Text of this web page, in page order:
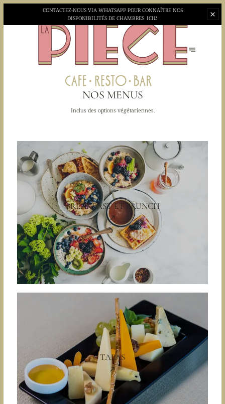
CONTACTEZ-NOUS VIA WHATSAPP POUR CONNAÎTRE NOS
DISPONIBILITÉS DE CHAMBRES ICI
NOS MENUS
Inclus des options végétariennes.
BREAKFAST ET BRUNCH
TAPAS